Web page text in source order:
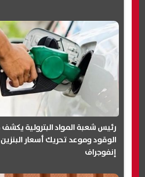
رئيس شعبة المواد البترولية
الوقود وموعد تحريك أسعار البنزين
إنفوجراف